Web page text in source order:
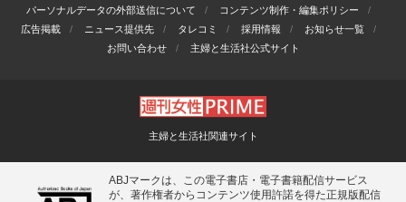
パーソナルデータの外部送信について
コンテンツ制作・編集ポリシー
広告掲載
ニュース提供先 タレコミ 採用情報
お知らせ一覧
お問い合わせ
主婦と生活社公式サイト
主婦と生活社関連サイト
ABJマークは、この電子書店・電子書籍配信サービス
が、著作権者からコンテンツ使用許諾を得た正規版配信